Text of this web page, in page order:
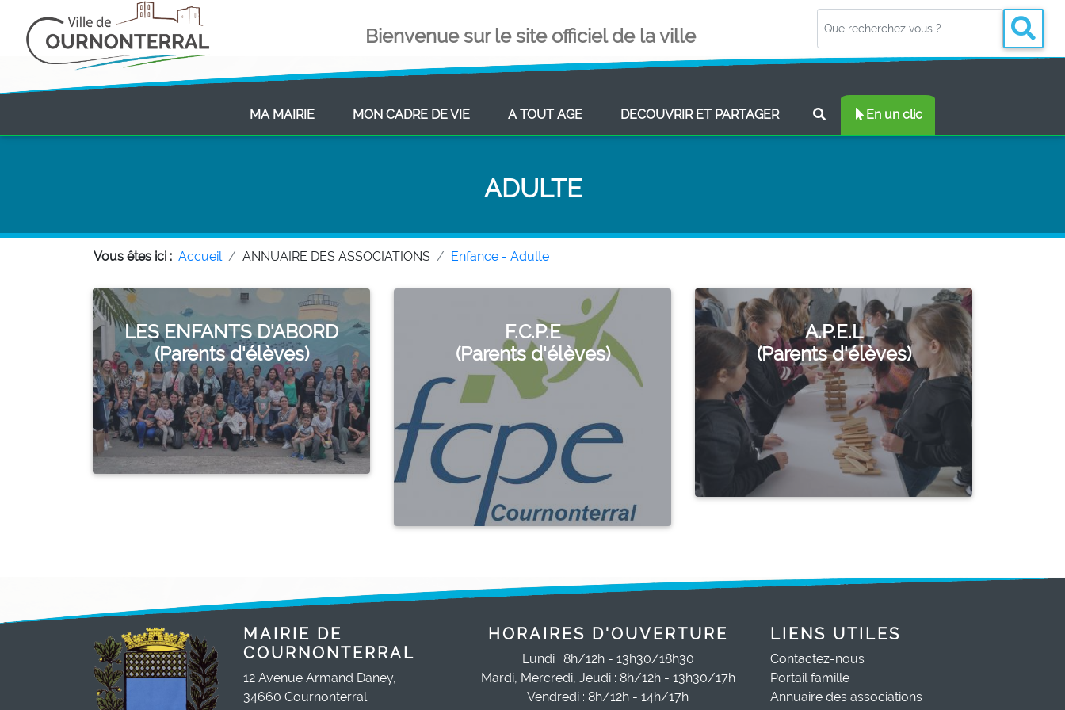
Bienvenue sur le site officiel de la ville
MA MAIRIE(CURRENT)MON CADRE DE VIE(CURRENT)A TOUT AGE(CURRENT)DECOUVRIR ET PARTAGER(CURRENT) En un clic
ADULTE
Vous êtes ici : Accueil ANNUAIRE DES ASSOCIATIONS Enfance - Adulte
LES ENFANTS D'ABORD
(Parents d'élèves)
F.C.P.E
(Parents d'élèves)
A.P.E.L
(Parents d'élèves)
MAIRIE DE
COURNONTERRAL
12 Avenue Armand Daney,
34660 Cournonterral
HORAIRES D'OUVERTURE
Lundi : 8h/12h - 13h30/18h30
Mardi, Mercredi, Jeudi : 8h/12h - 13h30/17h
Vendredi : 8h/12h - 14h/17h
LIENS UTILES
Contactez-nous
Portail famille
Annuaire des associations